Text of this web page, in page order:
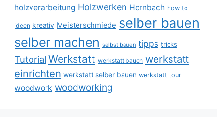
holzverarbeitung Holzwerken Hornbach how to
ideen kreativ Meisterschmiede selber bauen
selber machen selbst bauen tipps tricks
Tutorial Werkstatt werkstatt bauen werkstatt
einrichten werkstatt selber bauen werkstatt tour
woodwork woodworking